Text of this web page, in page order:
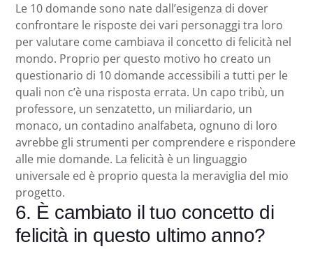
Le 10 domande sono nate dall’esigenza di dover
confrontare le risposte dei vari personaggi tra loro
per valutare come cambiava il concetto di felicità nel
mondo. Proprio per questo motivo ho creato un
questionario di 10 domande accessibili a tutti per le
quali non c’è una risposta errata. Un capo tribù, un
professore, un senzatetto, un miliardario, un
monaco, un contadino analfabeta, ognuno di loro
avrebbe gli strumenti per comprendere e rispondere
alle mie domande. La felicità è un linguaggio
universale ed è proprio questa la meraviglia del mio
progetto.
6. È cambiato il tuo concetto di
felicità in questo ultimo anno?